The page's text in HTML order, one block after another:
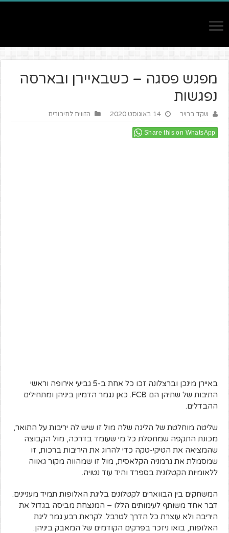
מפגש פסגה – כשבאיירן ובארסה
נפגשות
שקד ברויר 14 באוגוסט 2020 הזווית לחיבורים
Share this on WhatsApp
באיירן מינכן וברצלונה זכו כל אחת ב-5 גביעי אירופה וראשי
התיבות של שתיהן הם FCB. כאן נגמר הדמיון ביניהן ומתחילים
ההבדלים.
שליטה מוחלטת של הליגה שלה מול זו שיש לה יריבות על התואר,
מכונת התקפה שמחסלת כל מי שעומד בדרכה, מול הקבוצה
שהמציאה את הטיקי-טקה כדי להרוג את היריבות ברכות, זו
שמסמלת את גרמניה הקלאסית, מול זו שמהווה מקור גאווה
ללאומיות הקטלונית בספרד והיד עוד נטויה.
המשחקים בין הבווארים לקטלונים בליגת האלופות תמיד מעניינים.
דבר אחד משותף לעימותים הללו – המנצחת מביסה בגדול את
היריבה ולא עוצרת כל הדרך לטרבל. לקראת רבע גמר ליגת
האלופות, בואו ניזכר בפרקים הקודמים של המאבק ביניהן.